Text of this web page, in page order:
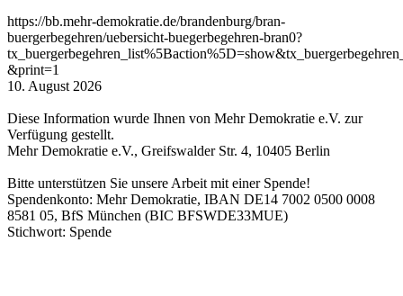
https://bb.mehr-demokratie.de/brandenburg/bran-
buergerbegehren/uebersicht-buegerbegehren-bran0?
&print=1
10. August 2026
Diese Information wurde Ihnen von Mehr Demokratie e.V. zur
Verfügung gestellt.
Mehr Demokratie e.V., Greifswalder Str. 4, 10405 Berlin
Bitte unterstützen Sie unsere Arbeit mit einer Spende!
Spendenkonto: Mehr Demokratie, IBAN DE14 7002 0500 0008
8581 05, BfS München (BIC BFSWDE33MUE)
Stichwort: Spende